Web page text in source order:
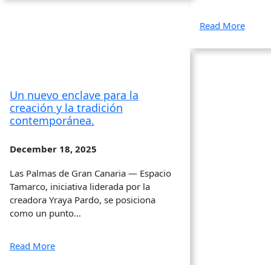
Read More
Un nuevo enclave para la
creación y la tradición
contemporánea.
December 18, 2025
Las Palmas de Gran Canaria — Espacio
Tamarco, iniciativa liderada por la
creadora Yraya Pardo, se posiciona
como un punto…
Read More